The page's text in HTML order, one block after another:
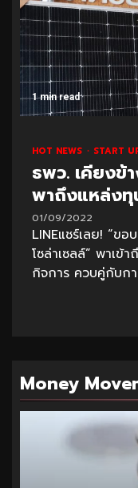
1 min read
HOT NEWS START
ธพว. เคียงข้า
พาถึงแหล่งทุ
01/09/2022
LINEแชร์เลย! “ข
โซล่าเซลล์” พาเข้
กิจการ ควบคู่กับกา
Money